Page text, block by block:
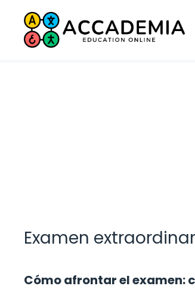
Saltar
contenido
Examen
Cómo afrontar el examen: